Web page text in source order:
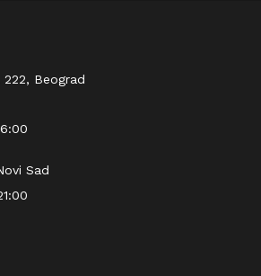
Beograd
Sad